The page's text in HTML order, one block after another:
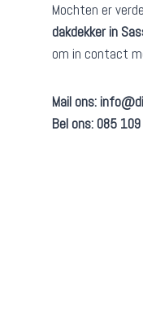
Mochten er
dakdekker in
om in contact
Mail ons:
Bel ons: 085